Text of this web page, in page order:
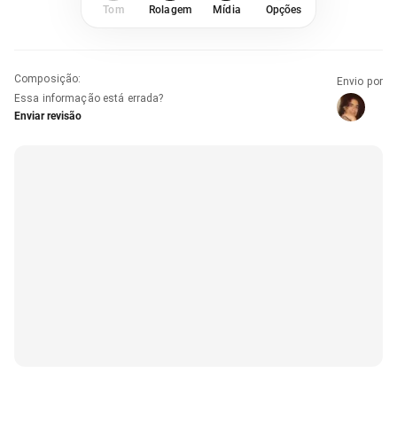
Tom Rolagem Mídia Opções
Composição:
Essa informação está errada?
Enviar revisão
Envio por